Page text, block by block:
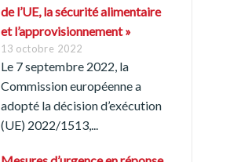
de l’UE, la sécurité alimentaire
et l’approvisionnement »
13 octobre 2022
Le 7 septembre 2022, la
Commission européenne a
adopté la décision d’exécution
(UE) 2022/1513,...